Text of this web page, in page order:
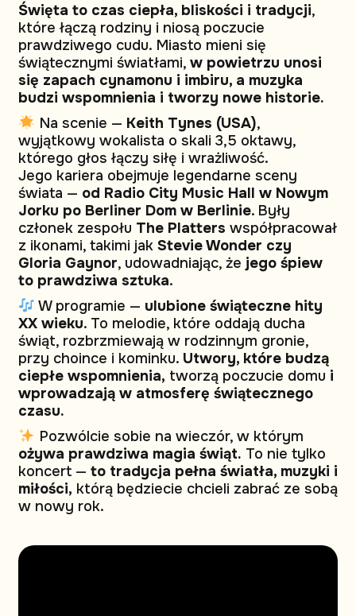
Święta to czas ciepła, bliskości i tradycji,
które łączą rodziny i niosą poczucie
prawdziwego cudu. Miasto mieni się
świątecznymi światłami, w powietrzu unosi
się zapach cynamonu i imbiru, a muzyka
budzi wspomnienia i tworzy nowe historie.
Na scenie — Keith Tynes (USA),
wyjątkowy wokalista o skali 3,5 oktawy,
którego głos łączy siłę i wrażliwość.
Jego kariera obejmuje legendarne sceny
świata — od Radio City Music Hall w Nowym
Jorku po Berliner Dom w Berlinie. Były
członek zespołu The Platters współpracował
z ikonami, takimi jak Stevie Wonder czy
Gloria Gaynor, udowadniając, że jego śpiew
to prawdziwa sztuka.
W programie — ulubione świąteczne hity
XX wieku. To melodie, które oddają ducha
świąt, rozbrzmiewają w rodzinnym gronie,
przy choince i kominku. Utwory, które budzą
ciepłe wspomnienia, tworzą poczucie domu i
wprowadzają w atmosferę świątecznego
czasu.
Pozwólcie sobie na wieczór, w którym
ożywa prawdziwa magia świąt. To nie tylko
koncert — to tradycja pełna światła, muzyki i
miłości, którą będziecie chcieli zabrać ze sobą
w nowy rok.